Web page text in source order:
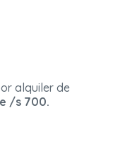
alquiler de
/s 700.